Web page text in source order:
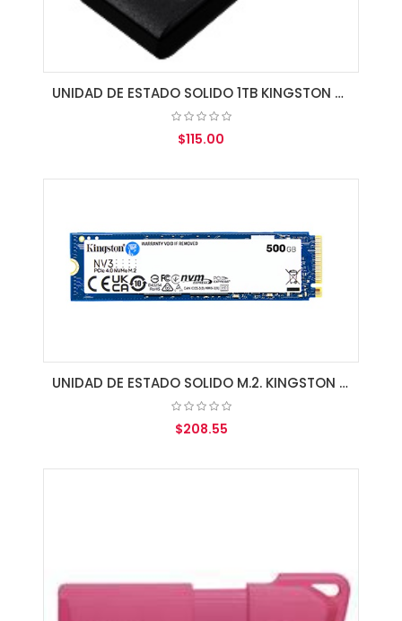
UNIDAD DE ESTADO SOLIDO 1TB KINGSTON EXTERNO USB XS1000
$115.00
UNIDAD DE ESTADO SOLIDO M.2. KINGSTON NV3 PCIe 4.0 500GB NVMe 2280
$208.55